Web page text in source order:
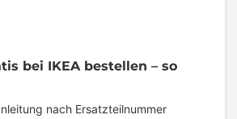
bei IKEA bestellen – so
nach Ersatzteilnummer